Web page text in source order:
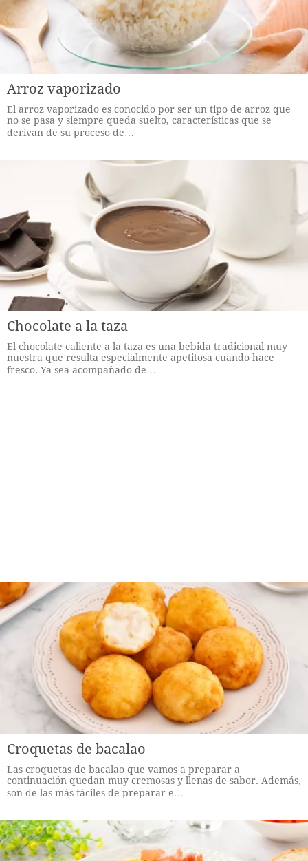
Arroz vaporizado
El arroz vaporizado es conocido por ser un tipo de arroz que
no se pasa y siempre queda suelto, características que se
derivan de su proceso de…
Chocolate a la taza
El chocolate caliente a la taza es una bebida tradicional muy
nuestra que resulta especialmente apetitosa cuando hace
fresco. Ya sea acompañado de…
Croquetas de bacalao
Las croquetas de bacalao que vamos a preparar a
continuación quedan muy cremosas y llenas de sabor. Además,
son de las más fáciles de preparar e…